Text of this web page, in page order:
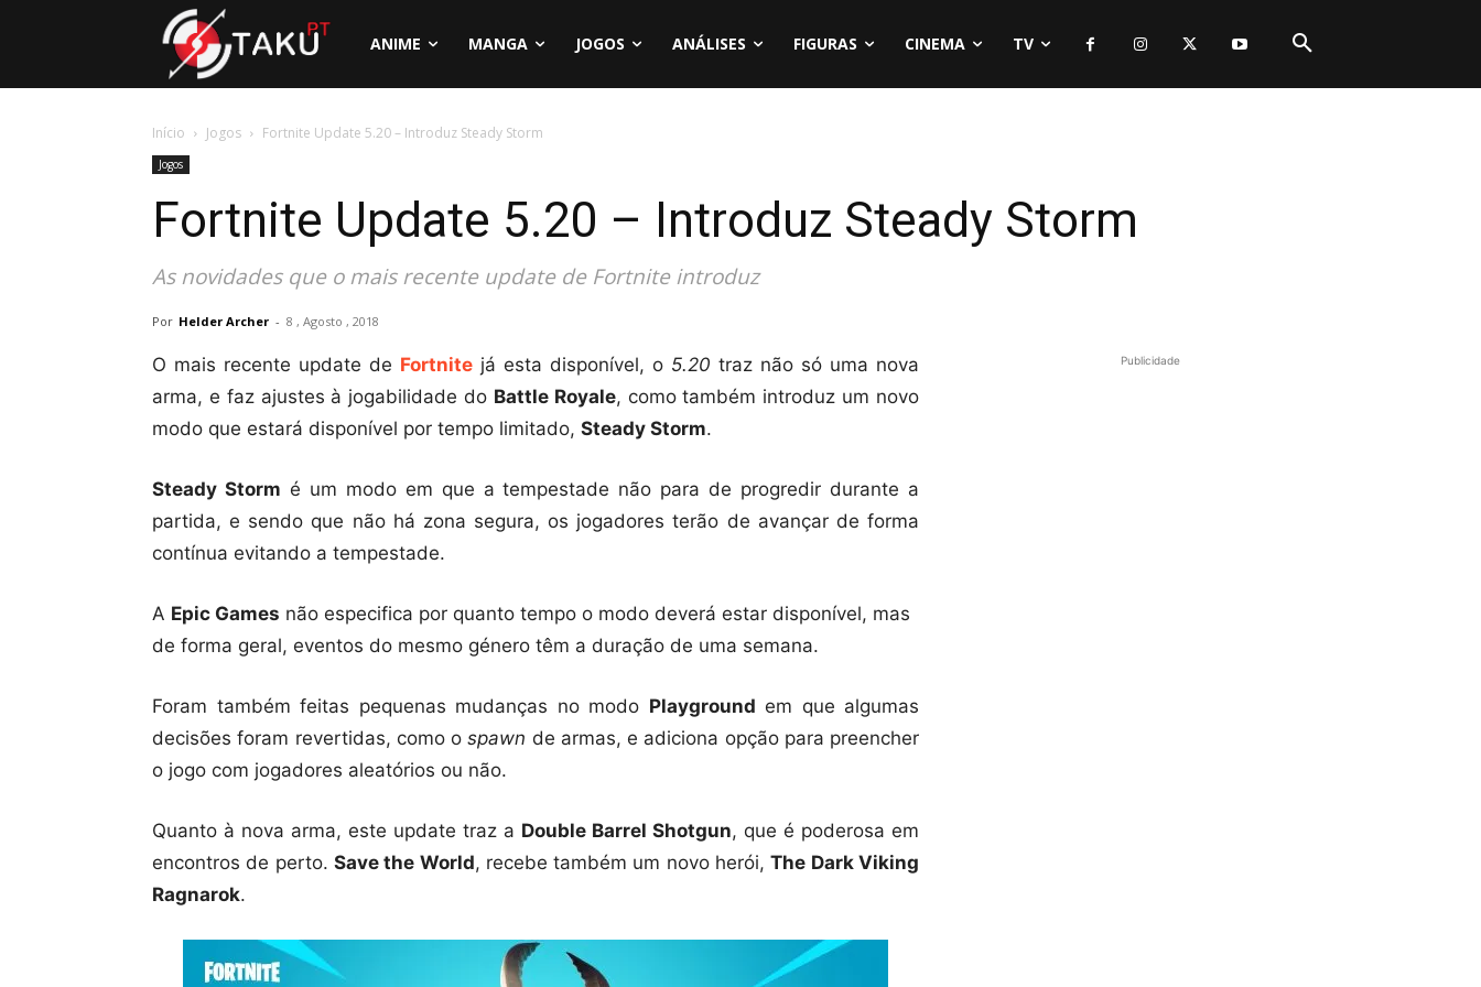
ANIME MANGA JOGOS ANÁLISES FIGURAS CINEMA TV
Início Jogos Fortnite Update 5.20 – Introduz Steady Storm
Jogos
Fortnite Update 5.20 – Introduz Steady Storm
As novidades que o mais recente update de Fortnite introduz
Por Helder Archer - 8 , Agosto , 2018
O mais recente update de Fortnite já esta disponível, o 5.20 traz não só uma nova
arma, e faz ajustes à jogabilidade do Battle Royale, como também introduz um novo
modo que estará disponível por tempo limitado, Steady Storm.
Steady Storm é um modo em que a tempestade não para de progredir durante a
partida, e sendo que não há zona segura, os jogadores terão de avançar de forma
contínua evitando a tempestade.
A Epic Games não especifica por quanto tempo o modo deverá estar disponível, mas
de forma geral, eventos do mesmo género têm a duração de uma semana.
Foram também feitas pequenas mudanças no modo Playground em que algumas
decisões foram revertidas, como ospawn de armas, e adiciona opção para preencher
o jogo com jogadores aleatórios ou não.
Quanto à nova arma, este update traz a Double Barrel Shotgun, que é poderosa em
encontros de perto. Save the World, recebe também um novo herói,The Dark Viking
Ragnarok.
Publicidade